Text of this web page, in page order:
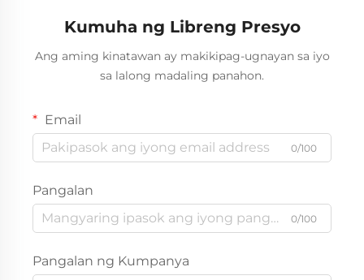
Kumuha ng Libreng Presyo
Ang aming kinatawan ay makikipag-ugnayan sa iyo
sa lalong madaling panahon.
Email
0/100
Pangalan
0/100
Pangalan ng Kumpanya